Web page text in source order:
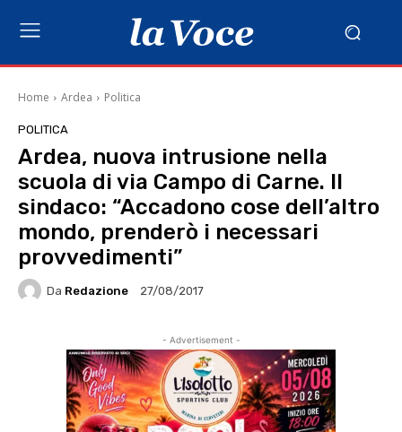
Home Ardea Politica
POLITICA
Ardea, nuova intrusione nella
scuola di via Campo di Carne. Il
sindaco: “Accadono cose dell’altro
mondo, prenderò i necessari
provvedimenti”
Da Redazione 27/08/2017
- Advertisement -